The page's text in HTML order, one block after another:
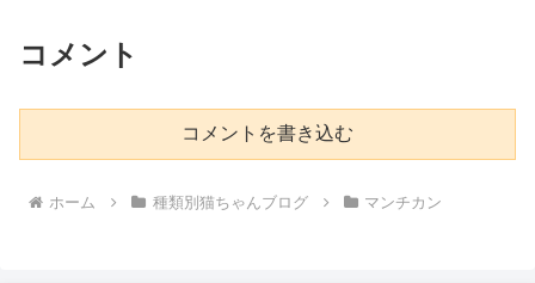
コメント
コメントを書き込む
ホーム 種類別猫ちゃんブログ マンチカン